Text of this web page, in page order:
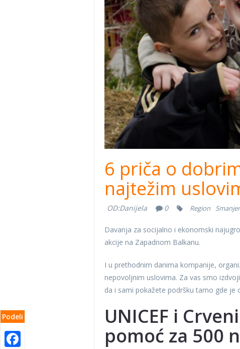
Podeli
6 priča o
najtežim
OD:Danijela 0 Region
Davanja za socijalno i ekonomski
akcije na Zapadnom Balkanu.
I u prethodnim danima kompanije,
nepovoljnim uslovima. Za vas smo
da i sami pokažete podršku tamo gde je
UNICEF i
pomoć za 500